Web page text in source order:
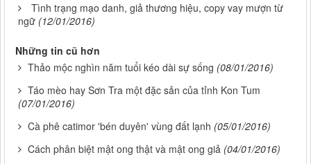
Tình trạng mạo danh, giả thương hiệu, copy vay mượn từ
ngữ (12/01/2016)
Những tin cũ hơn
Thảo mộc nghìn năm tuổi kéo dài sự sống (08/01/2016)
Táo mèo hay Sơn Tra một đặc sản của tỉnh Kon Tum
(07/01/2016)
Cà phê catimor 'bén duyên' vùng đất lạnh (05/01/2016)
Cách phân biệt mật ong thật và mật ong giả (04/01/2016)